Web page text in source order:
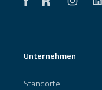
Unternehmen
Standorte